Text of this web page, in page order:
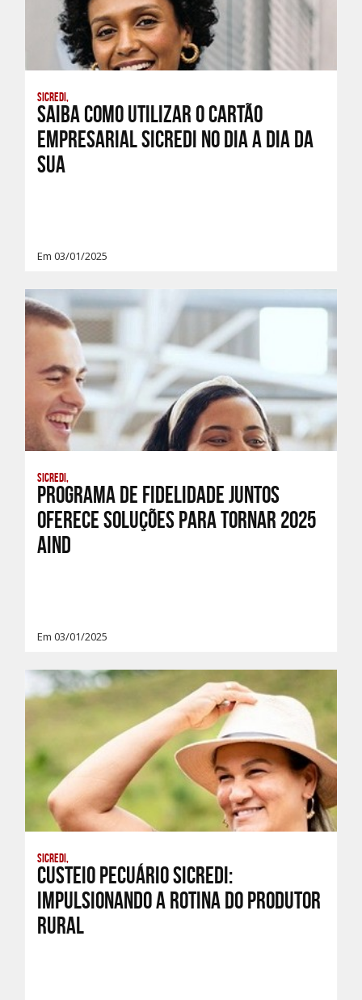
Sicredi,
Saiba como utilizar o Cartão
Empresarial Sicredi no dia a dia da
sua
Em 03/01/2025
Sicredi,
Programa de Fidelidade JUNTOS
oferece soluções para tornar 2025
aind
Em 03/01/2025
Sicredi,
Custeio Pecuário Sicredi:
Impulsionando a Rotina do Produtor
Rural